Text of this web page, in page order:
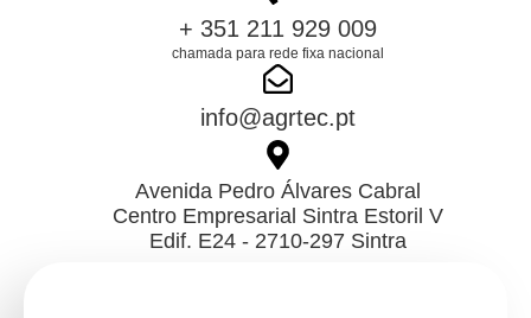
+ 351 211 929 009
chamada para rede fixa nacional
info@agrtec.pt
Avenida Pedro Álvares Cabral
Centro Empresarial Sintra Estoril V
Edif. E24 - 2710-297 Sintra